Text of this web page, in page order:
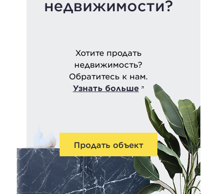
недвижимости?
Хотите продать
недвижимость?
Обратитесь к нам.
Узнать больше
Продать объект